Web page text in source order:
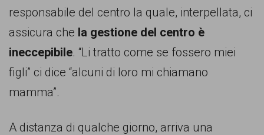
responsabile del centro la quale, interpellata, ci
assicura che la gestione del centro è
ineccepibile. “Li tratto come se fossero miei
figli” ci dice “alcuni di loro mi chiamano
mamma”.
A distanza di qualche giorno, arriva una